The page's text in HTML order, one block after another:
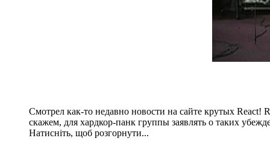
Смотрел как-то недавно новости на сайте крутых React!
скажем, для хардкор-панк группы заявлять о таких
Натисніть, щоб розгорнути...